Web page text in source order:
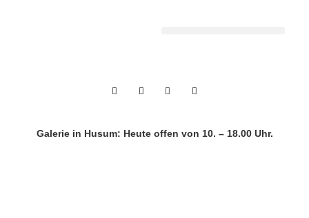
Galerie in Husum: Heute offen von 10. – 18.00 Uhr.